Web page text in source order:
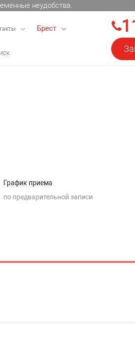
неудобства.
Брест
График приема
по предварительной записи